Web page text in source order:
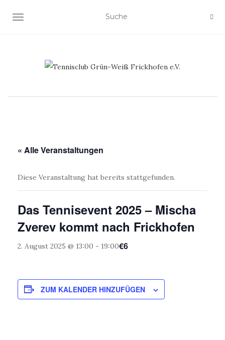
NAVIGATION EIN-/AUSSCHALTEN
« Alle Veranstaltungen
Diese Veranstaltung hat bereits stattgefunden.
Das Tennisevent 2025 – Mischa
Zverev kommt nach Frickhofen
2. August 2025 @ 13:00 - 19:00€6
ZUM KALENDER HINZUFÜGEN